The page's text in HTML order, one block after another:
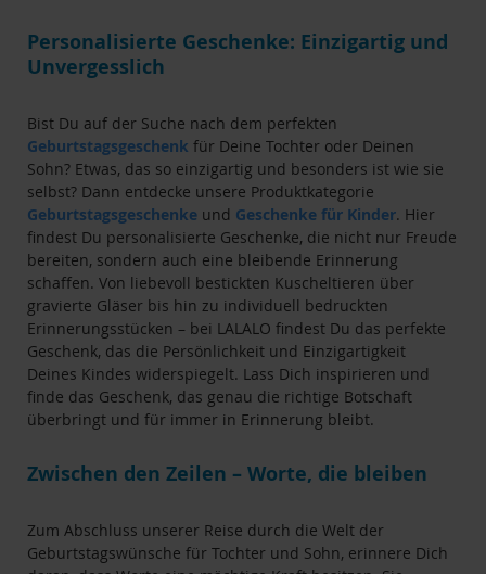
Personalisierte Geschenke: Einzigartig und
Unvergesslich
Bist Du auf der Suche nach dem perfekten
Geburtstagsgeschenk für Deine Tochter oder Deinen
Sohn? Etwas, das so einzigartig und besonders ist wie sie
selbst? Dann entdecke unsere Produktkategorie
Geburtstagsgeschenke und Geschenke für Kinder. Hier
findest Du personalisierte Geschenke, die nicht nur Freude
bereiten, sondern auch eine bleibende Erinnerung
schaffen. Von liebevoll bestickten Kuscheltieren über
gravierte Gläser bis hin zu individuell bedruckten
Erinnerungsstücken – bei LALALO findest Du das perfekte
Geschenk, das die Persönlichkeit und Einzigartigkeit
Deines Kindes widerspiegelt. Lass Dich inspirieren und
finde das Geschenk, das genau die richtige Botschaft
überbringt und für immer in Erinnerung bleibt.
Zwischen den Zeilen – Worte, die bleiben
Zum Abschluss unserer Reise durch die Welt der
Geburtstagswünsche für Tochter und Sohn, erinnere Dich